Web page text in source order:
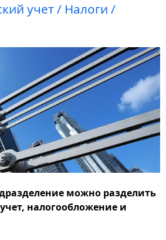
учет / Налоги /
можно разделить
налогообложение и